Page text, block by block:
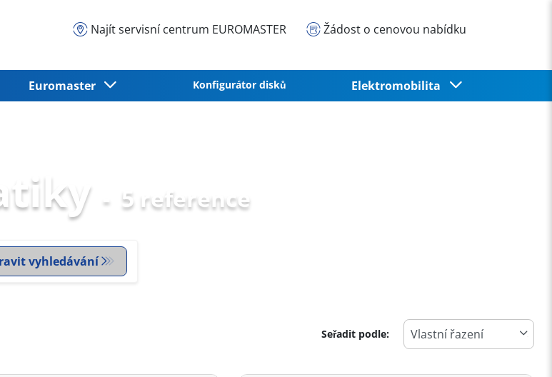
Najít servisní centrum EUROMASTER Žádost o cenovou nabídku
Euromaster Konfigurátor disků Elektromobilita
- 5 reference
vyhledávání
Seřadit podle: